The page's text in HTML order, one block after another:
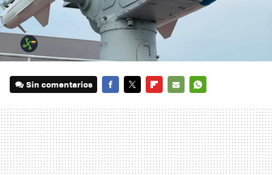
Sin comentarios
MAIL